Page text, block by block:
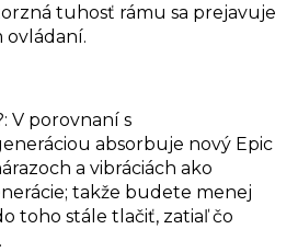
tuhosť rámu sa prejavuje
ovládaní.
V porovnaní s
absorbuje nový Epic
a vibráciách ako
takže budete menej
toho stále tlačiť, zatiaľ čo